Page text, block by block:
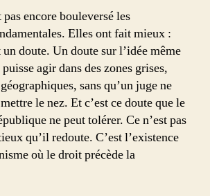
encore bouleversé les
Elles ont fait mieux :
doute. Un doute sur l’idée même
agir dans des zones grises,
sans qu’un juge ne
le nez. Et c’est ce doute que le
ne peut tolérer. Ce n’est pas
qu’il redoute. C’est l’existence
où le droit précède la